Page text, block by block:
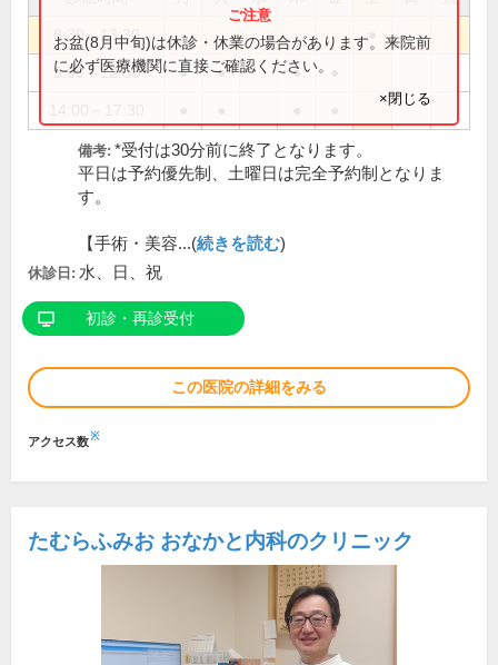
8:30～13:30
9:00～12:00 ● ● ●
お盆(8月中旬)は休診・休業の場合があります。来院前
に必ず医療機関に直接ご確認ください。
×閉じる
備考: *受付は30分前に終了となります。
平日は予約優先制、土曜日は完全予約制となりま
す。
【手術・美容...(続きを読む)
休診日: 水、日、祝
初診・再診受付
この医院の詳細をみる
アクセス数※
たむらふみお おなかと内科のクリニック